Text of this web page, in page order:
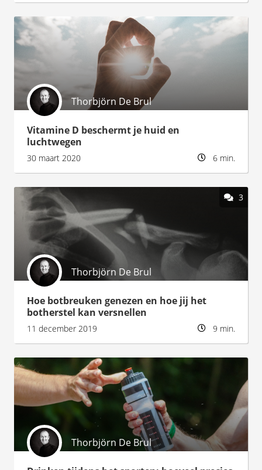
Thorbjörn De Brul
Vitamine D beschermt je huid en
luchtwegen
30 maart 2020 6 min.
3
Thorbjörn De Brul
Hoe botbreuken genezen en hoe jij het
botherstel kan versnellen
11 december 2019 9 min.
Thorbjörn De Brul